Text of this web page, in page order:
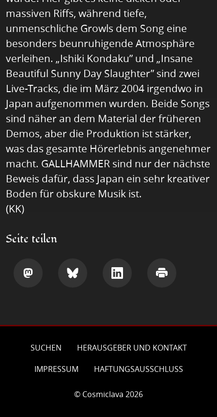
massiven Riffs, während tiefe,
unmenschliche Growls dem Song eine
besonders beunruhigende Atmosphäre
verleihen. „Ishiki Kondaku” und „Insane
Beautiful Sunny Day Slaughter” sind zwei
Live-Tracks, die im März 2004 irgendwo in
Japan aufgenommen wurden. Beide Songs
sind näher an dem Material der früheren
Demos, aber die Produktion ist stärker,
was das gesamte Hörerlebnis angenehmer
macht. GALLHAMMER sind nur der nächste
Beweis dafür, dass Japan ein sehr kreativer
Boden für obskure Musik ist.
(KK)
Seite teilen
SUCHEN
HERAUSGEBER UND KONTAKT
IMPRESSUM
HAFTUNGSAUSSCHLUSS
© Cosmiclava 2026